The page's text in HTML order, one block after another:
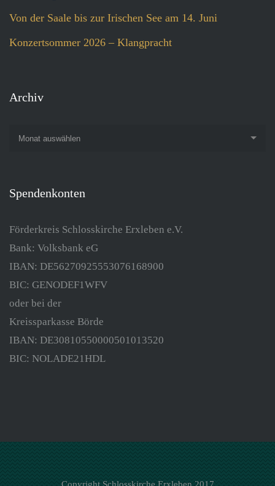
Von der Saale bis zur Irischen See am 14. Juni
Konzertsommer 2026 – Klangpracht
Archiv
Monat auswählen
Spendenkonten
Förderkreis Schlosskirche Erxleben e.V.
Bank: Volksbank eG
IBAN: DE56270925553076168900
BIC: GENODEF1WFV
oder bei der
Kreissparkasse Börde
IBAN: DE30810550000501013520
BIC: NOLADE21HDL
Copyright Schlosskirche Erxleben 2017